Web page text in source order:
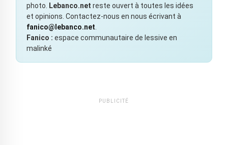
photo.
Lebanco.net reste ouvert à toutes les idées
et opinions. Contactez-nous en nous écrivant à
fanico@lebanco.net
Fanico : espace communautaire de lessive en
malinké
PUBLICITÉ